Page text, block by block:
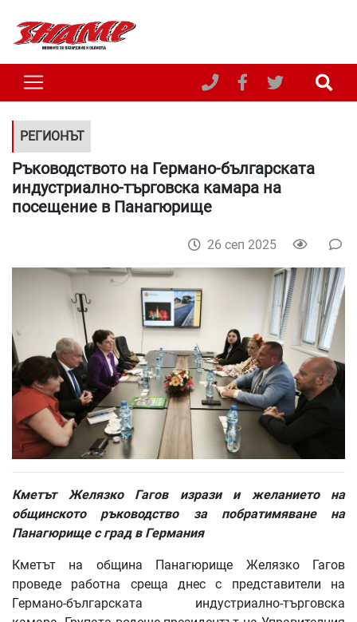
РЕГИОНЪТ
Ръководството на Германо-българската
индустриално-търговска камара на
посещение в Панагюрище
26 сеп 2025
Кметът Желязко Гагов изрази и желанието на
общинското ръководство за побратимяване на
Панагюрище с град в Германия
Кметът на община Панагюрище Желязко Гагов
проведе работна среща днес с представители на
Германо-българската индустриално-търговска